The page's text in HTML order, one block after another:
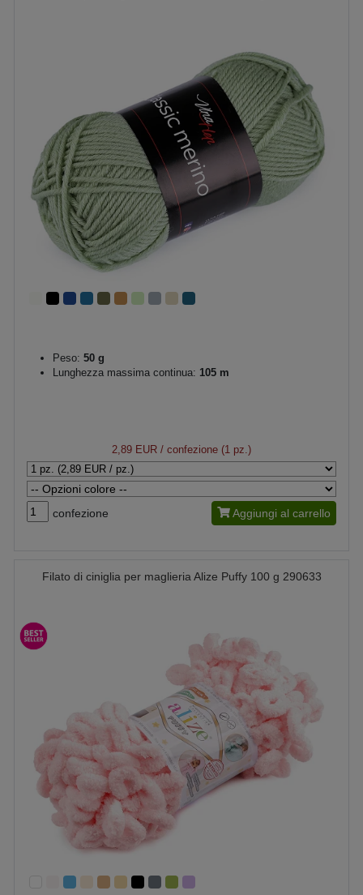
Peso: 50 g
Lunghezza massima continua: 105 m
2,89 EUR / confezione (1 pz.)
confezione Aggiungi al carrello
Filato di ciniglia per maglieria Alize Puffy 100 g 290633